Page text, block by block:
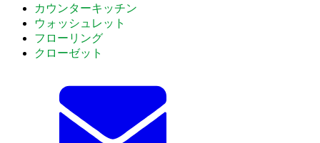
カウンターキッチン
ウォッシュレット
フローリング
クローゼット